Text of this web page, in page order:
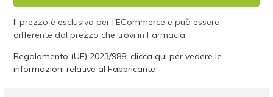
Il prezzo è esclusivo per l'ECommerce e può essere
differente dal prezzo che trovi in Farmacia
Regolamento (UE) 2023/988: clicca qui per vedere le
informazioni relative al Fabbricante